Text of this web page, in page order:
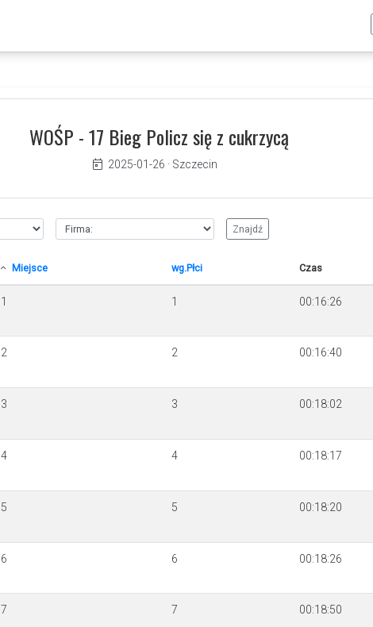
WOŚP - 17 Bieg Policz się z cukrzycą
2025-01-26 · Szczecin
Miejsce wg.Płci Czas
1 1 00:16:26
2 2 00:16:40
3 3 00:18:02
4 4 00:18:17
5 5 00:18:20
6 6 00:18:26
7 7 00:18:50